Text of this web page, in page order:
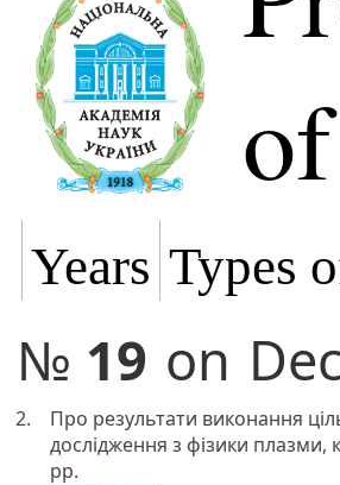
Years Types
№ 19 on
2.
Про результати виконання
дослідження з фізики плазми,
рр.